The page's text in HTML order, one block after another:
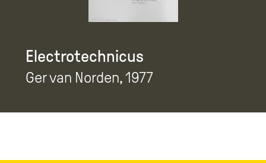
Electrotechnicus
Ger van Norden, 1977